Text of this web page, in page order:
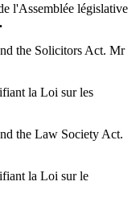
l'Assemblée législative
the Solicitors Act. Mr
la Loi sur les
the Law Society Act.
la Loi sur le